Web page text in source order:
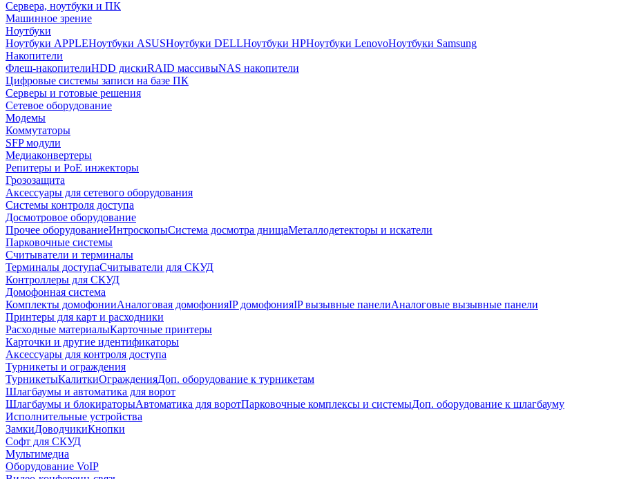
Сервера, ноутбуки и ПК
Машинное зрение
Ноутбуки
Ноутбуки APPLEНоутбуки ASUSНоутбуки DELLНоутбуки HPНоутбуки LenovoНоутбуки Samsung
Накопители
Флеш-накопителиHDD дискиRAID массивыNAS накопители
Цифровые системы записи на базе ПК
Серверы и готовые решения
Сетевое оборудование
Модемы
Коммутаторы
SFP модули
Медиаконвертеры
Репитеры и PoE инжекторы
Грозозащита
Аксессуары для сетевого оборудования
Системы контроля доступа
Досмотровое оборудование
Прочее оборудованиеИнтроскопыСистема досмотра днищаМеталлодетекторы и искатели
Парковочные системы
Считыватели и терминалы
Терминалы доступаСчитыватели для СКУД
Контроллеры для СКУД
Домофонная система
Комплекты домофонииАналоговая домофонияIP домофонияIP вызывные панелиАналоговые вызывные панели
Принтеры для карт и расходники
Расходные материалыКарточные принтеры
Карточки и другие идентификаторы
Аксессуары для контроля доступа
Турникеты и ограждения
ТурникетыКалиткиОгражденияДоп. оборудование к турникетам
Шлагбаумы и автоматика для ворот
Шлагбаумы и блокираторыАвтоматика для воротПарковочные комплексы и системыДоп. оборудование к шлагбауму
Исполнительные устройства
ЗамкиДоводчикиКнопки
Софт для СКУД
Мультимедиа
Оборудование VoIP